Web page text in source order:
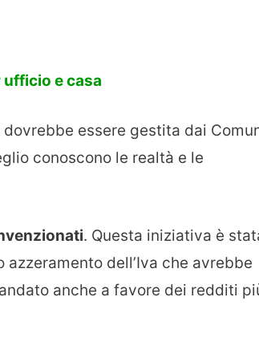
e casa
essere gestita dai
conoscono le realtà e le
. Questa iniziativa è
dell’Iva che avrebbe
anche a favore dei redditi